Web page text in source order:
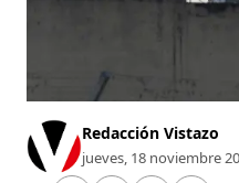
Redacción Vistazo
jueves, 18 noviembre